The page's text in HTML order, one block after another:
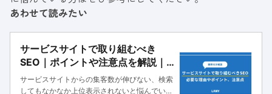
あわせて読みたい
サービスサイトで取り組むべき
SEO｜ポイントや注意点を解説｜
株式会社LANY | 企業のグロースパ
ートナー (The Growth Partner)
サービスサイトからの集客数が伸びない、検索
してもなかなか上位表示されないと悩んでいる